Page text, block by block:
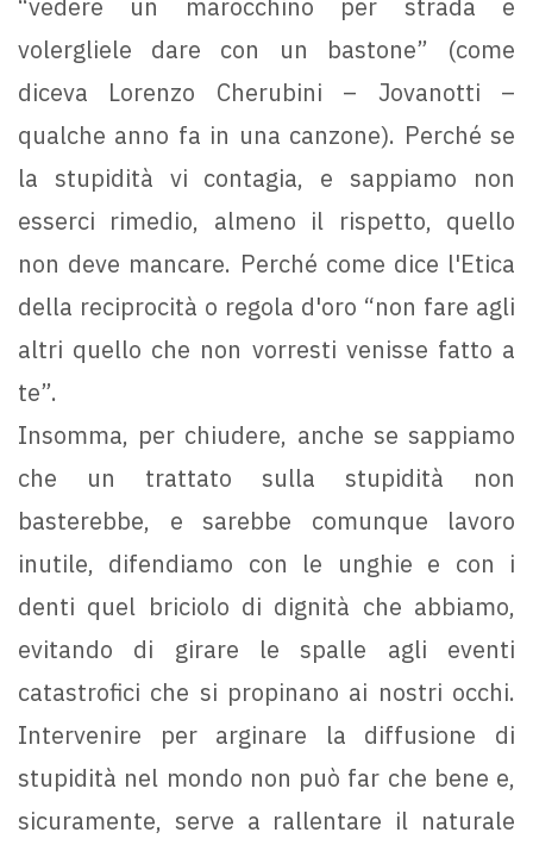
volergliele dare con un bastone” (come
diceva Lorenzo Cherubini – Jovanotti –
qualche anno fa in una canzone). Perché se
la stupidità vi contagia, e sappiamo non
esserci rimedio, almeno il rispetto, quello
non deve mancare. Perché come dice l'Etica
della reciprocità o regola d'oro “non fare agli
altri quello che non vorresti venisse fatto a
te”.
Insomma, per chiudere, anche se sappiamo
che un trattato sulla stupidità non
basterebbe, e sarebbe comunque lavoro
inutile, difendiamo con le unghie e con i
denti quel briciolo di dignità che abbiamo,
evitando di girare le spalle agli eventi
catastrofici che si propinano ai nostri occhi.
Intervenire per arginare la diffusione di
stupidità nel mondo non può far che bene e,
sicuramente, serve a rallentare il naturale